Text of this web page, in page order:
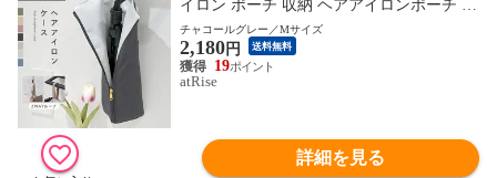
イロン ポーチ 収納 ヘアアイロンポーチ 吊
り下げ 引っ掛け 旅行 トラベル 持ち運び
ヘアアイロンホルダー ヘアアイロンカバー
耐熱ケース コテ入れ 収納ケース アイロン
カバー ヘアアイロン収納 ケース ナイロン
チャコールグレー／Mサイズ
2,180円 送料無料
19
atRise
詳細を見る